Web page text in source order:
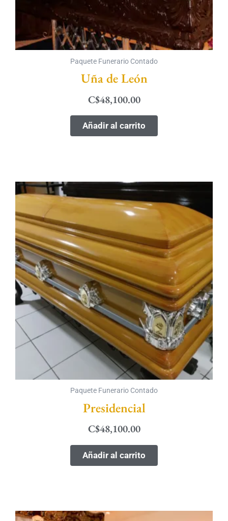
Paquete Funerario Contado
Uña de León
C$48,100.00
Añadir al carrito
Paquete Funerario Contado
Presidencial
C$48,100.00
Añadir al carrito